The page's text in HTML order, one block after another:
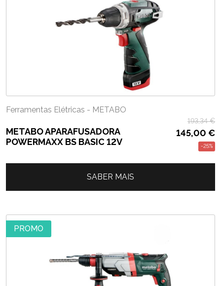
Ferramentas Elétricas - METABO
METABO APARAFUSADORA
POWERMAXX BS BASIC 12V
193,34€
145,00 €
-25%
SABER MAIS
PROMO